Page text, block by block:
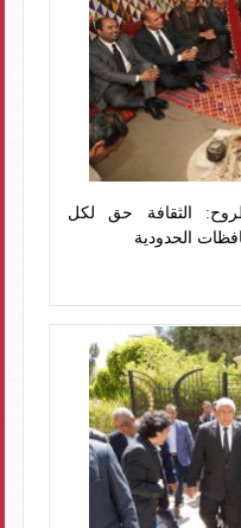
الثقافة حق لكل
الحدودية